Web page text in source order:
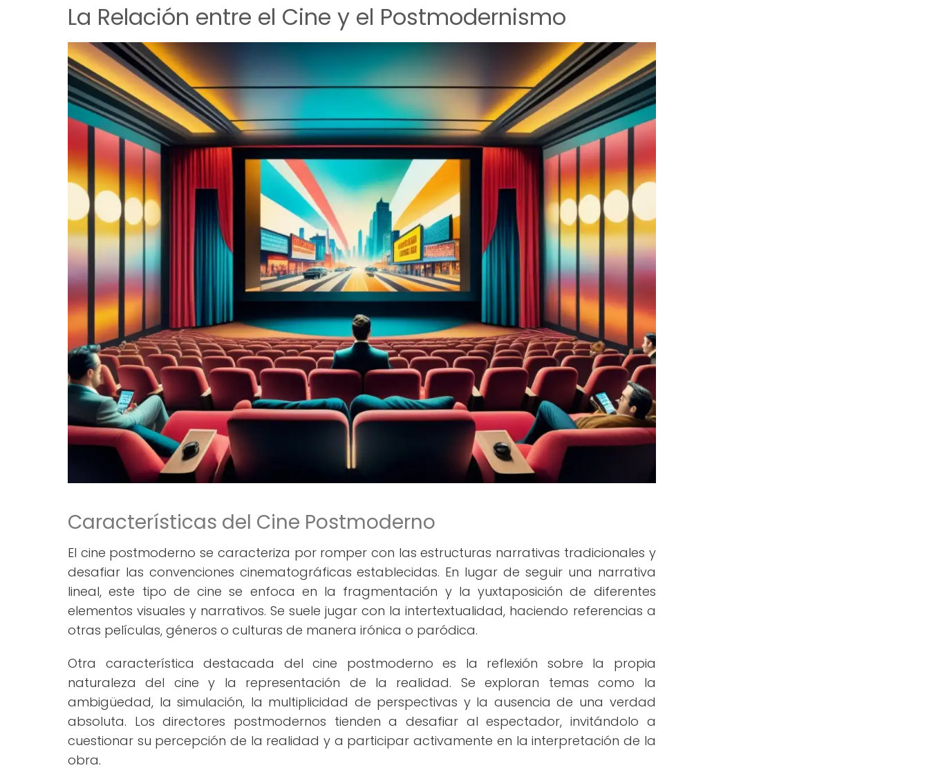
La Relación entre el Cine y el Postmodernismo
Características del Cine Postmoderno
El cine postmoderno se caracteriza por romper con las estructuras narrativas tradicionales y
desafiar las convenciones cinematográficas establecidas. En lugar de seguir una narrativa
lineal, este tipo de cine se enfoca en la fragmentación y la yuxtaposición de diferentes
elementos visuales y narrativos. Se suele jugar con la intertextualidad, haciendo referencias a
otras películas, géneros o culturas de manera irónica o paródica.
Otra característica destacada del cine postmoderno es la reflexión sobre la propia
naturaleza del cine y la representación de la realidad. Se exploran temas como la
ambigüedad, la simulación, la multiplicidad de perspectivas y la ausencia de una verdad
absoluta. Los directores postmodernos tienden a desafiar al espectador, invitándolo a
cuestionar su percepción de la realidad y a participar activamente en la interpretación de la
obra.